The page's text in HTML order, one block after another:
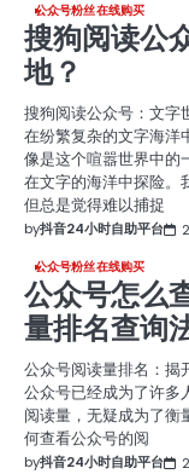
公众号粉丝在线购买
搜狗阅读公
地？
搜狗阅读公众号：文字
在纷繁复杂的文字海洋
像是这个喧嚣世界中的
在文字的海洋中探险。
但总是觉得难以捕捉
by抖音24小时自助平台
公众号粉丝在线购买
公众号怎么
量排名查询
公众号阅读量排名：揭
公众号已经成为了许多
阅读量，无疑成为了衡
何查看公众号的阅
by抖音24小时自助平台